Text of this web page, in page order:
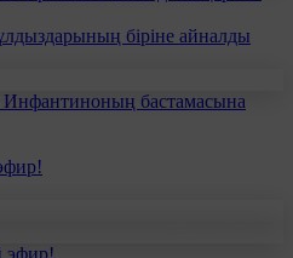
біріне айналды
бастамасына
эфир!